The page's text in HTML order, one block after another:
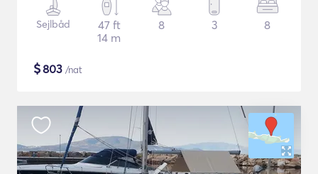
Sejlbåd
47 ft
14 m
8 3 8
$803 /nat